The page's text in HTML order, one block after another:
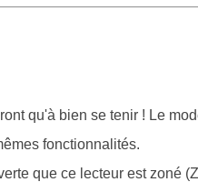
qu'à bien se tenir ! Le
fonctionnalités.
que ce lecteur est zoné